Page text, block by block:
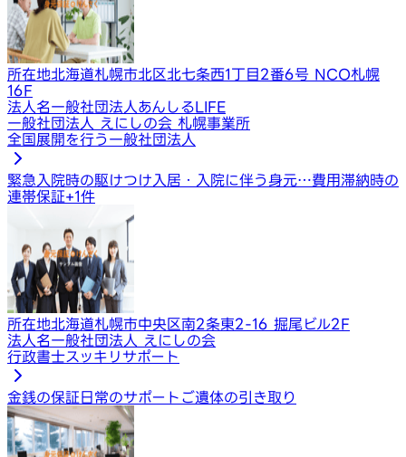
所在地北海道札幌市北区北七条西1丁目2番6号 NCO札幌
16F
法人名一般社団法人あんしるLIFE
一般社団法人 えにしの会 札幌事業所
全国展開を行う一般社団法人
緊急入院時の駆けつけ 入居・入院に伴う身元…費用滞納時の
連帯保証+1件
所在地北海道札幌市中央区南2条東2-16 掘尾ビル2F
法人名一般社団法人 えにしの会
行政書士スッキリサポート
金銭の保証日常のサポート ご遺体の引き取り